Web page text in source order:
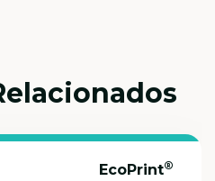
EcoPrint®